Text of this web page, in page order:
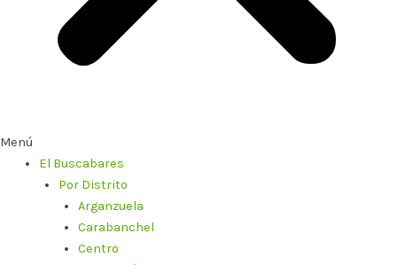
Menú
El Buscabares
Por Distrito
Arganzuela
Carabanchel
Centro